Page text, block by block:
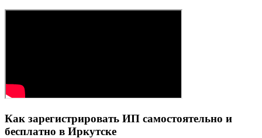
Как зарегистрировать ИП самостоятельно и
бесплатно в Иркутске